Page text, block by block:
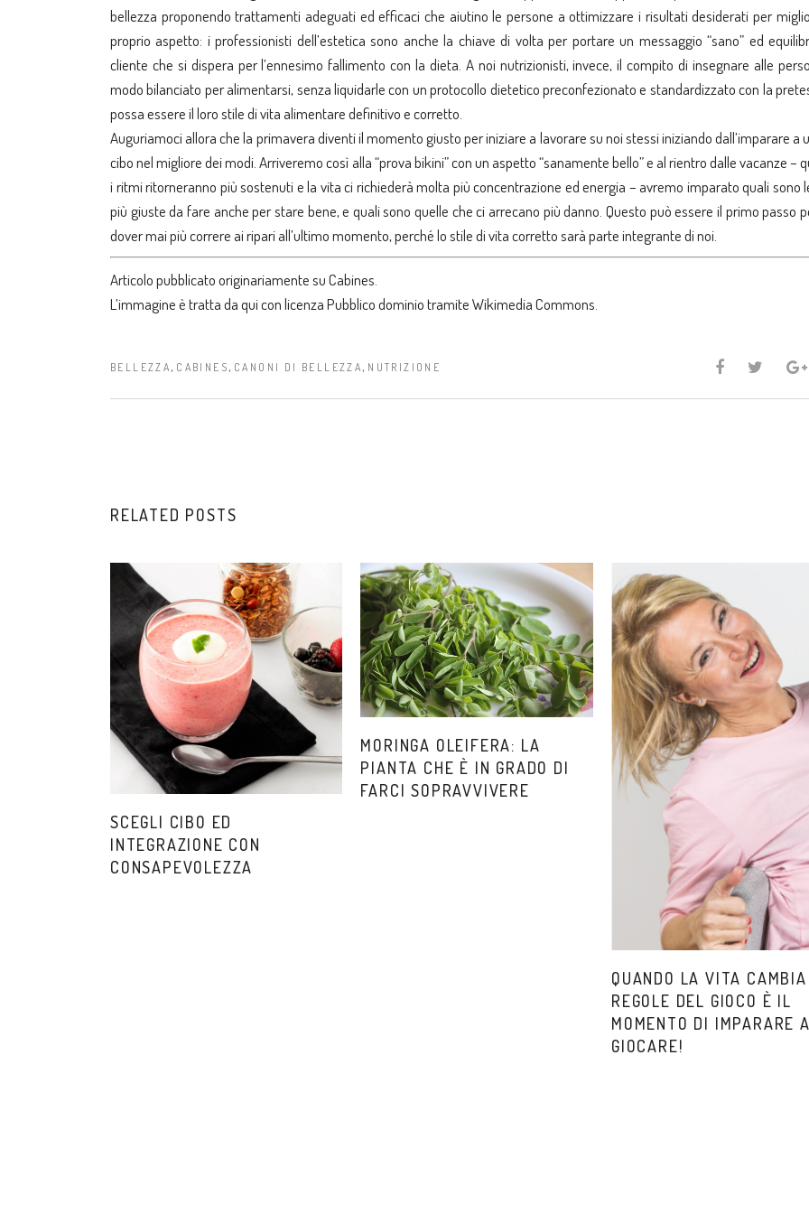
bellezza proponendo trattamenti adeguati ed efficaci che aiutino le persone a ottimizzare i risultati desiderati per
proprio aspetto: i professionisti dell’estetica sono anche la chiave di volta per portare un messaggio “sano” ed
cliente che si dispera per l’ennesimo fallimento con la dieta. A noi nutrizionisti, invece, il compito di insegnare alle
modo bilanciato per alimentarsi, senza liquidarle con un protocollo dietetico preconfezionato e standardizzato con la
possa essere il loro stile di vita alimentare definitivo e corretto.
Auguriamoci allora che la primavera diventi il momento giusto per iniziare a lavorare su noi stessi iniziando dall’imparare a
cibo nel migliore dei modi. Arriveremo così alla “prova bikini” con un aspetto “sanamente bello” e al rientro dalle vacanze –
i ritmi ritorneranno più sostenuti e la vita ci richiederà molta più concentrazione ed energia – avremo imparato quali sono
più giuste da fare anche per stare bene, e quali sono quelle che ci arrecano più danno. Questo può essere il primo passo
dover mai più correre ai ripari all’ultimo momento, perché lo stile di vita corretto sarà parte integrante di noi.
Articolo pubblicato originariamente suCabines
L’immagine è tratta daquicon licenza Pubblico dominio tramiteWikimedia Commons
BELLEZZA , CABINES , CANONI DI BELLEZZA , NUTRIZIONE
RELATED POSTS
SCEGLI CIBO ED
INTEGRAZIONE CON
CONSAPEVOLEZZA
MORINGA OLEIFERA: LA
PIANTA CHE È IN GRADO DI
FARCI SOPRAVVIVERE
QUANDO LA VITA
REGOLE DEL GIOCO È IL
MOMENTO DI IMPARARE
GIOCARE!